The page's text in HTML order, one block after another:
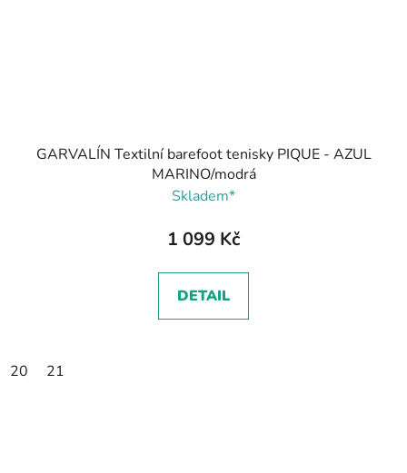
GARVALÍN Textilní barefoot tenisky PIQUE - AZUL
MARINO/modrá
Skladem*
1 099 Kč
DETAIL
20 21